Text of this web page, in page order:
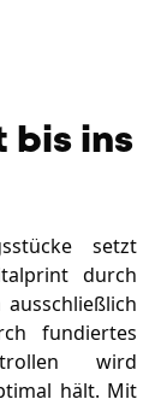
bis ins
setzt
durch
fundiertes
wird
hält. Mit